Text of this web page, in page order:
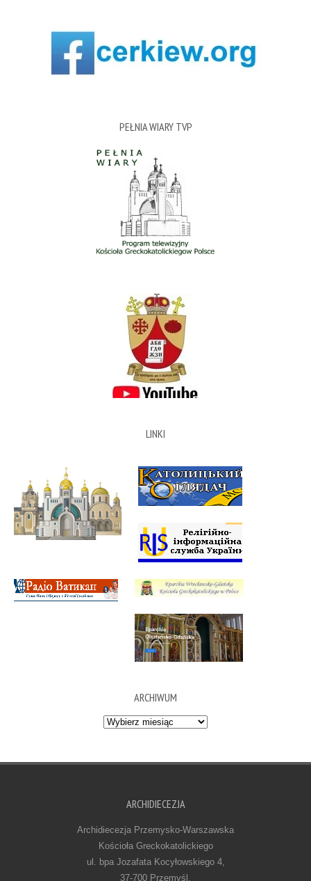
PEŁNIA WIARY TVP
LINKI
ARCHIWUM
Archiwum
ARCHIDIECEZJA
Archidiecezja Przemysko-Warszawska
Kościoła Greckokatolickiego
ul. bpa Jozafata Kocyłowskiego 4,
37-700 Przemyśl,